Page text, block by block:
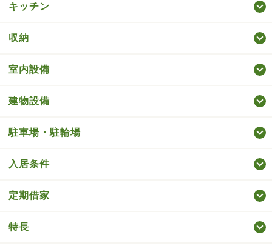
キッチン
収納
室内設備
建物設備
駐車場・駐輪場
入居条件
定期借家
特長